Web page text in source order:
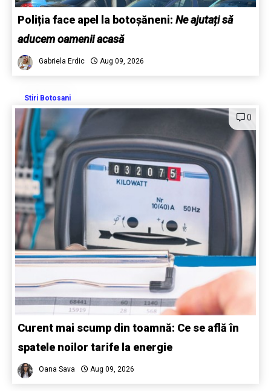
Poliția face apel la botoșăneni: Ne ajutați să
aducem oamenii acasă
Gabriela Erdic Aug 09, 2026
Stiri Botosani
0
Curent mai scump din toamnă: Ce se află în
spatele noilor tarife la energie
Oana Sava Aug 09, 2026